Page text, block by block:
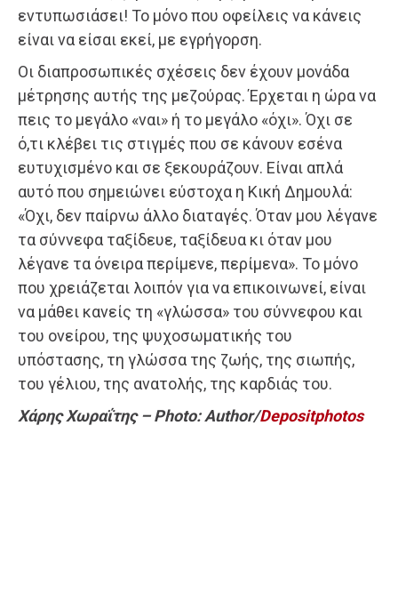
εντυπωσιάσει! Το μόνο που οφείλεις να κάνεις
είναι να είσαι εκεί, με εγρήγορση.
Οι διαπροσωπικές σχέσεις δεν έχουν μονάδα
μέτρησης αυτής της μεζούρας. Έρχεται η ώρα να
πεις το μεγάλο «ναι» ή το μεγάλο «όχι». Όχι σε
ό,τι κλέβει τις στιγμές που σε κάνουν εσένα
ευτυχισμένο και σε ξεκουράζουν. Είναι απλά
αυτό που σημειώνει εύστοχα η Κική Δημουλά:
«Όχι, δεν παίρνω άλλο διαταγές. Όταν μου λέγανε
τα σύννεφα ταξίδευε, ταξίδευα κι όταν μου
λέγανε τα όνειρα περίμενε, περίμενα». Το μόνο
που χρειάζεται λοιπόν για να επικοινωνεί, είναι
να μάθει κανείς τη «γλώσσα» του σύννεφου και
του ονείρου, της ψυχοσωματικής του
υπόστασης, τη γλώσσα της ζωής, της σιωπής,
του γέλιου, της ανατολής, της καρδιάς του.
Χάρης Χωραΐτης – Photo: Author/Depositphotos